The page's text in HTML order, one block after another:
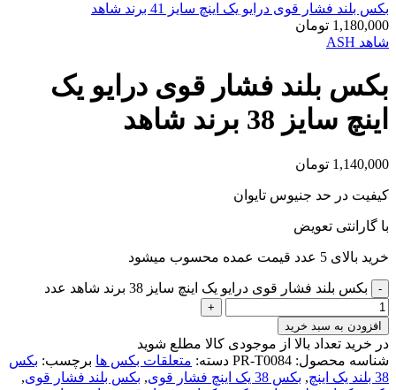
بکس بلند فشار قوی درایو یک اینچ سایز 41 برند شاهد
1,180,000 تومان
شاهد ASH
بکس بلند فشار قوی درایو یک
اینچ سایز 38 برند شاهد
1,140,000 تومان
کیفیت در حد جنیوس تایوان
با گارانتی تعویض
خرید بالای 5 عدد قیمت عمده محسوب میشود
بکس بلند فشار قوی درایو یک اینچ سایز 38 برند شاهد عدد
افزودن به سبد خرید
در خرید تعداد بالا از موجودی کالا مطلع شوید
شناسه محصول: PR-T0084 دسته: متعلقات بکس ها برچسب: بکس
38 بلند یک اینچ
, بکس 38 یک اینچ فشار قوی , بکس بلند فشار قوی,